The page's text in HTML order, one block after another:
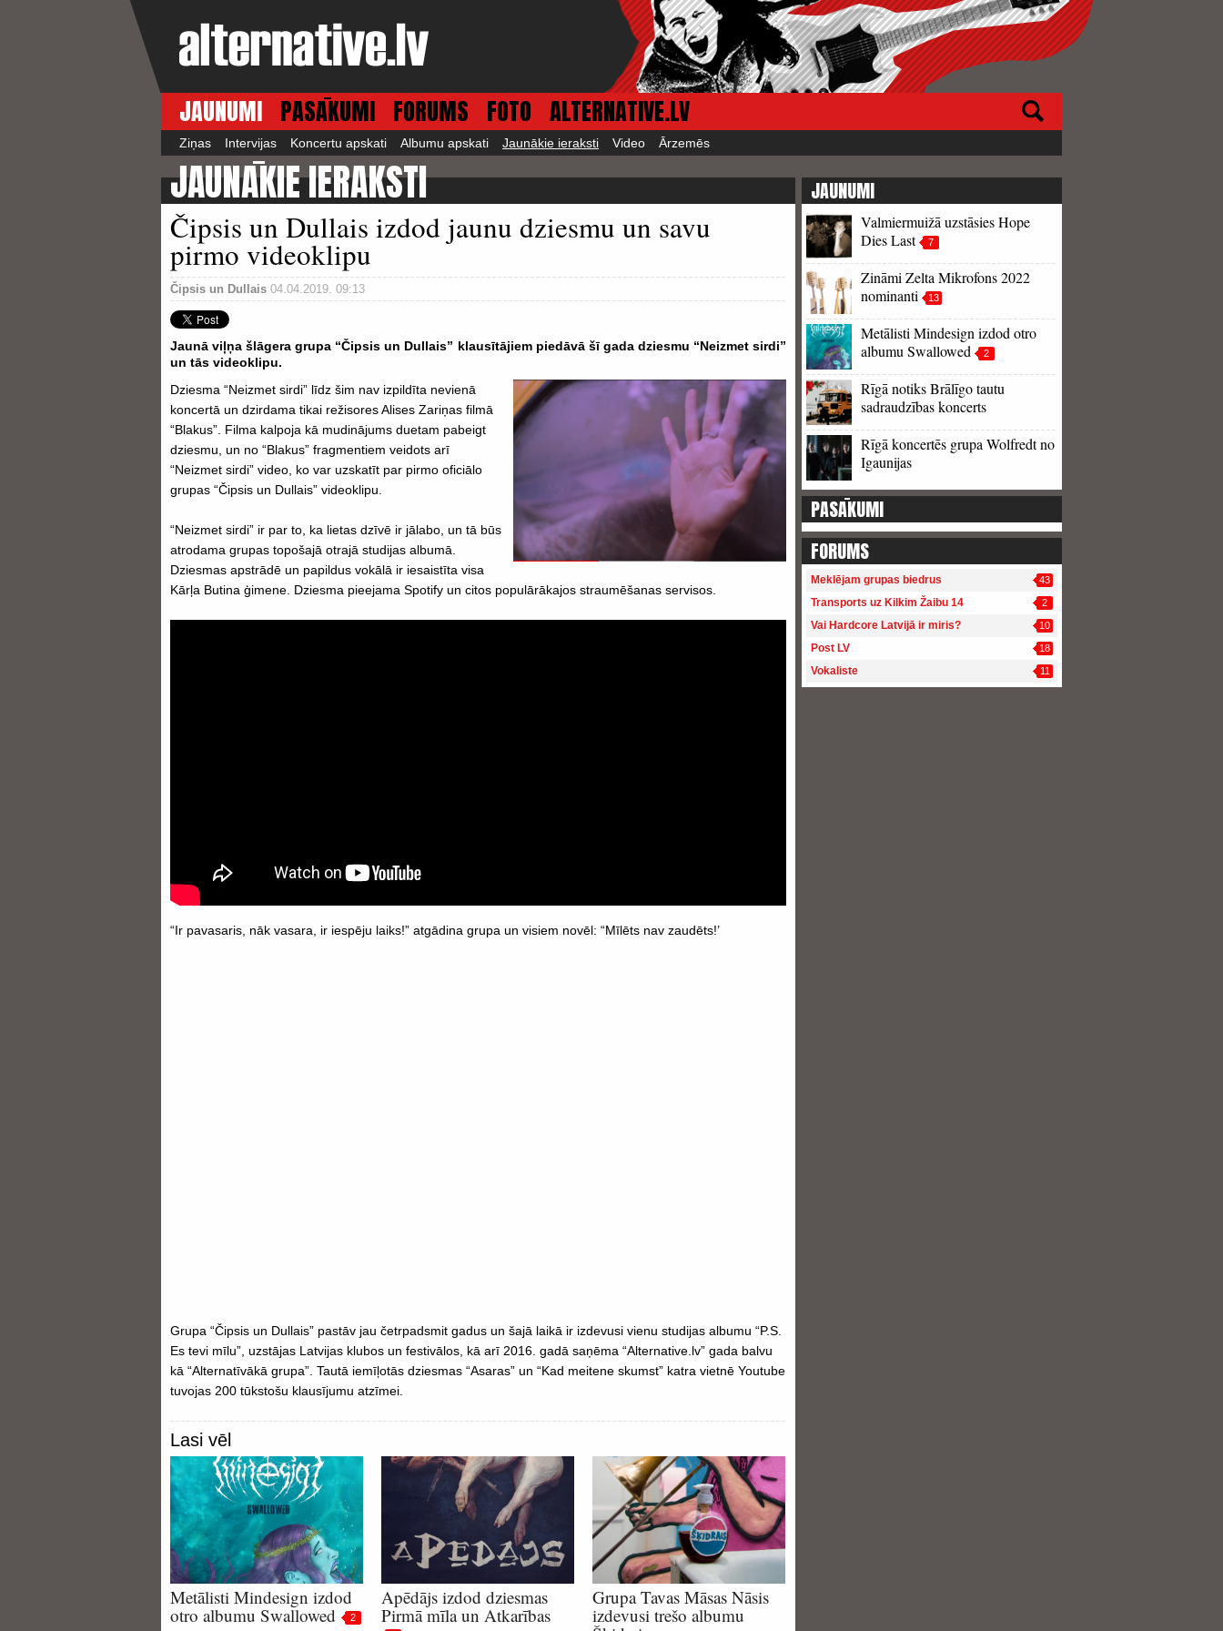
JAUNUMI PASĀKUMI FORUMS FOTO ALTERNATIVE.LV
Ziņas Intervijas Koncertu apskati Albumu apskati Jaunākie ieraksti Video Ārzemēs
JAUNĀKIE IERAKSTI
Čipsis un Dullais izdod jaunu dziesmu un savu
pirmo videoklipu
Čipsis un Dullais 04.04.2019. 09:13
Jaunā viļņa šlāgera grupa “Čipsis un Dullais” klausītājiem piedāvā šī gada dziesmu “Neizmet sirdi”
un tās videoklipu.
Dziesma “Neizmet sirdi” līdz šim nav izpildīta nevienā
koncertā un dzirdama tikai režisores Alises Zariņas filmā
“Blakus”. Filma kalpoja kā mudinājums duetam pabeigt
dziesmu, un no “Blakus” fragmentiem veidots arī
“Neizmet sirdi” video, ko var uzskatīt par pirmo oficiālo
grupas “Čipsis un Dullais” videoklipu.
“Neizmet sirdi” ir par to, ka lietas dzīvē ir jālabo, un tā būs
atrodama grupas topošajā otrajā studijas albumā.
Dziesmas apstrādē un papildus vokālā ir iesaistīta visa
Kārļa Butina ģimene. Dziesma pieejama Spotify un citos populārākajos straumēšanas servisos.
“Ir pavasaris, nāk vasara, ir iespēju laiks!” atgādina grupa un visiem novēl: “Mīlēts nav zaudēts!’
Grupa “Čipsis un Dullais” pastāv jau četrpadsmit gadus un šajā laikā ir izdevusi vienu studijas albumu “P.S.
Es tevi mīlu”, uzstājas Latvijas klubos un festivālos, kā arī 2016. gadā saņēma “Alternative.lv” gada balvu
kā “Alternatīvākā grupa”. Tautā iemīļotās dziesmas “Asaras” un “Kad meitene skumst” katra vietnē Youtube
tuvojas 200 tūkstošu klausījumu atzīmei.
Lasi vēl
Metālisti Mindesign izdod
otro albumu Swallowed
2
Apēdājs izdod dziesmas
Pirmā mīla un Atkarības
Grupa Tavas Māsas Nāsis
izdevusi trešo albumu
JAUNUMI
Valmiermuižā uzstāsies Hope
Dies Last
7
Zināmi Zelta Mikrofons 2022
nominanti
13
Metālisti Mindesign izdod otro
albumu Swallowed
2
Rīgā notiks Brālīgo tautu
sadraudzības koncerts
Rīgā koncertēs grupa Wolfredt no
Igaunijas
PASĀKUMI
FORUMS
Meklējam grupas biedrus 43
Transports uz Kilkim Žaibu 14 2
Vai Hardcore Latvijā ir miris? 10
Post LV 18
Vokaliste 11